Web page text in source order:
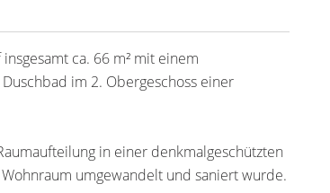
ca. 66 m² mit einem
im 2. Obergeschoss einer
in einer denkmalgeschützten
umgewandelt und saniert wurde.